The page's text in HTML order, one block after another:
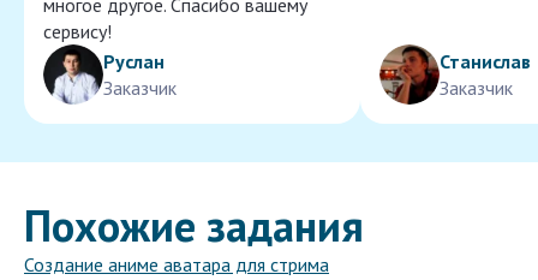
многое другое. Спасибо вашему
сервису!
Руслан
Заказчик
Станислав
Заказчик
Похожие задания
Создание аниме аватара для стрима